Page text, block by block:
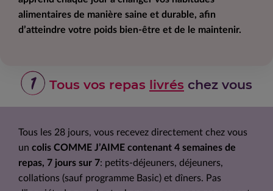
alimentaires de manière saine et durable, afin
d’atteindre votre poids bien-être et de le maintenir.
1 Tous vos repas livrés chez vous
Tous les 28 jours, vous recevez directement chez vous
un colis COMME J’AIME contenant 4 semaines de
repas, 7 jours sur 7: petits-déjeuners, déjeuners,
collations (sauf programme Basic) et dîners. Pas